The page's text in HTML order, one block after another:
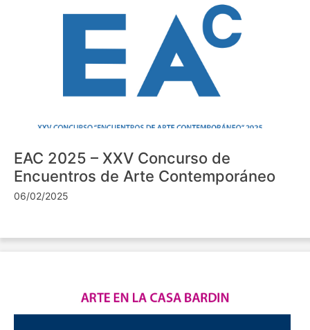
EAC 2025 – XXV Concurso de
Encuentros de Arte Contemporáneo
06/02/2025